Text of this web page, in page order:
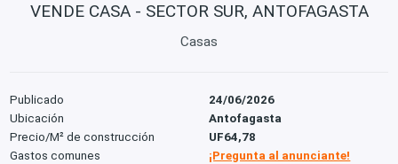
VENDE CASA - SECTOR SUR, ANTOFAGASTA
Casas
Publicado
24/06/2026
Ubicación
Antofagasta
Precio/M² de construcción
UF64,78
Gastos comunes
¡Pregunta al anunciante!